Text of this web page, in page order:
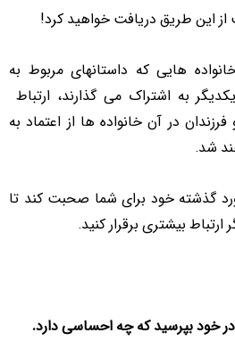
از این طریق دریافت خواهید کرد!
هایی که داستانهای مربوط به
به اشتراک می گذارند، ارتباط
در آن خانواده ها از اعتماد به
شد.
گذشته خود برای شما صحبت کند تا
ارتباط بیشتری برقرار کنید.
خود بپرسید که چه احساسی دارد.